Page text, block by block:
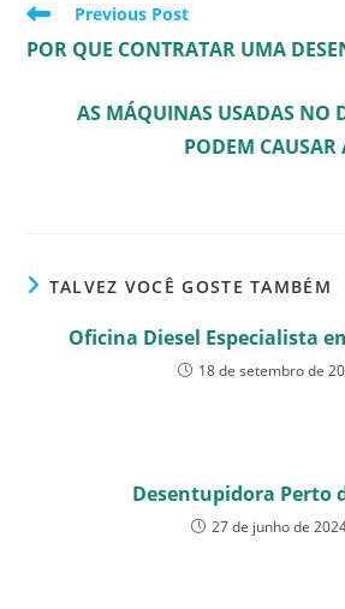
Read
articles
Previous Post
POR QUE CONTRATAR UMA
AS MÁQUINAS USADAS NO
PODEM
TALVEZ VOCÊ GOSTE TAMBÉM
Oficina Diesel Especialista
18 de setembro de
Desentupidora Perto
27 de junho de